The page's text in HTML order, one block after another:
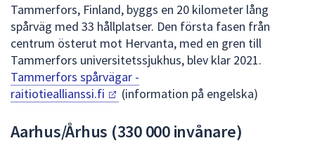
Tammerfors, Finland, byggs en 20 kilometer lång
spårväg med 33 hållplatser. Den första fasen från
centrum österut mot Hervanta, med en gren till
Tammerfors universitetssjukhus, blev klar 2021.
Tammerfors spårvägar -
raitiotieallianssi.fi
(information på engelska)
Aarhus/Århus (330 000 invånare)